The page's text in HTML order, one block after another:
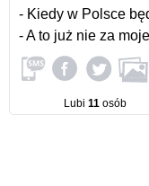
- Kiedy w Polsce
- A to już nie za
Lubi 11 osób